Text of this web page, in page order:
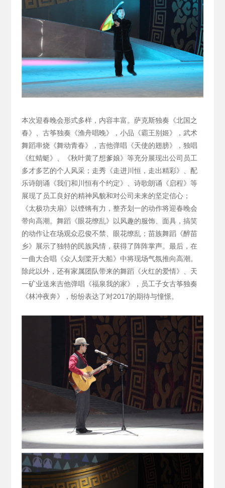
本次迎春晚会形式多样，内容丰富。萨克斯独奏《北国之
春》、古筝独奏《渔舟唱晚》，小品《霸王别姬》，武术
舞蹈串烧《舞动青春》，吉他弹唱《天使的翅膀》，独唱
《红蜻蜓》、《秋叶黄了想爹娘》等充分展现出公司员工
多才多艺的个人风采；走秀《走进川恒，走出精彩》、配
乐诗朗诵《我们和川恒有个约定》、诗歌朗诵《启程》等
展现了员工良好的精神风貌和对公司未来的坚定信心；
《太极功夫扇》以铿锵有力，整齐划一的动作将迎春晚会
带向高潮。舞蹈《眼花缭乱》以风趣的服饰、面具，搞笑
的动作让在场观众忍俊不禁、眼花缭乱；苗族舞蹈《醉苗
乡》展示了独特的民族风情，获得了阵阵掌声。最后，在
一曲大合唱《众人划桨开大船》中将现场气氛推向高潮。
除此以外，还有家属团队带来的舞蹈《火红的爱情》、天
一矿业送来吉他弹唱《福泉我的家》，员工子女古筝独奏
《林冲夜奔》，纷纷表达了对2017的期待与憧憬。